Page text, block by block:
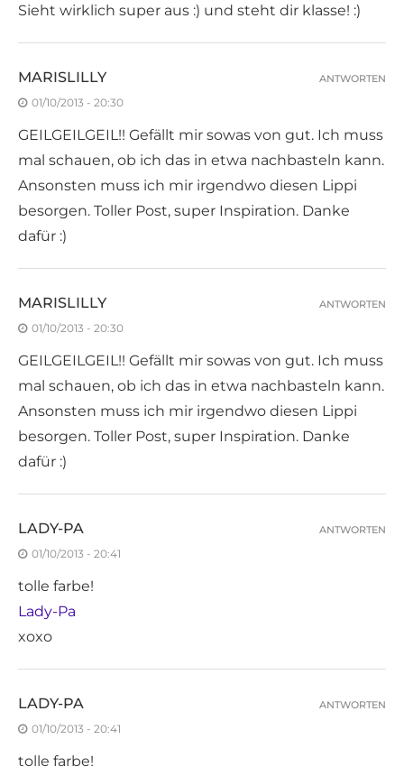
Sieht wirklich super aus :) und steht dir klasse! :)
MARISLILLY
01/10/2013 - 20:30
GEILGEILGEIL!! Gefällt mir sowas von gut. Ich muss
mal schauen, ob ich das in etwa nachbasteln kann.
Ansonsten muss ich mir irgendwo diesen Lippi
besorgen. Toller Post, super Inspiration. Danke
dafür :)
ANTWORTEN
MARISLILLY
01/10/2013 - 20:30
GEILGEILGEIL!! Gefällt mir sowas von gut. Ich muss
mal schauen, ob ich das in etwa nachbasteln kann.
Ansonsten muss ich mir irgendwo diesen Lippi
besorgen. Toller Post, super Inspiration. Danke
dafür :)
ANTWORTEN
LADY-PA
01/10/2013 - 20:41
tolle farbe!
Lady-Pa
xoxo
ANTWORTEN
LADY-PA
01/10/2013 - 20:41
tolle farbe!
ANTWORTEN